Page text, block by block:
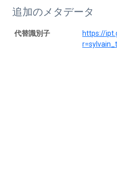
追加のメタデータ
代替識別子
https://